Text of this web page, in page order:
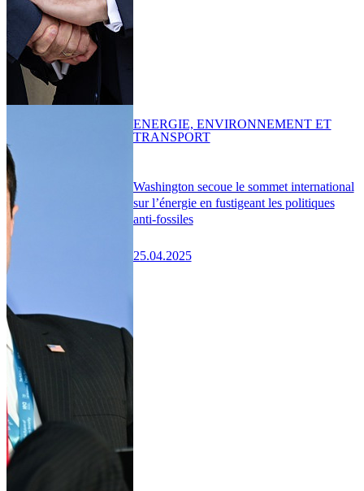
Washington secoue le sommet international
sur l’énergie en fustigeant les politiques
anti-fossiles
25.04.2025
ENERGIE, ENVIRONNEMENT ET
TRANSPORT